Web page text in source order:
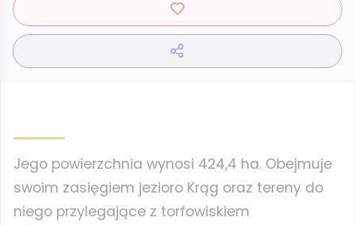
Jego powierzchnia wynosi 424,4 ha. Obejmuje
swoim zasięgiem jezioro Krąg oraz tereny do
niego przylegające z torfowiskiem